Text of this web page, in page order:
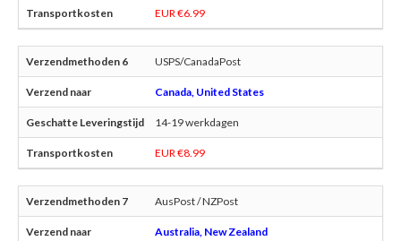
EUR €6.99
USPS/CanadaPost
Canada, United States
14-19 werkdagen
EUR €8.99
AusPost / NZPost
Australia, New Zealand